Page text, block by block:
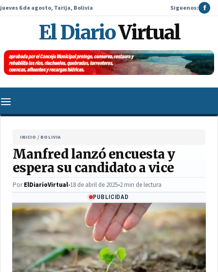
jueves 6 de agosto, Tarija, Bolivia Siguenos: f
El DiarioVirtual
INICIO / BOLIVIA
Manfred lanzó encuesta y
espera su candidato a vice
PorElDiarioVirtual•18 de abril de 2025•2 min de lectura
PUBLICIDAD